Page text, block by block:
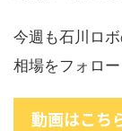
今週も石川ロ
相場をフォロ
動画はこち